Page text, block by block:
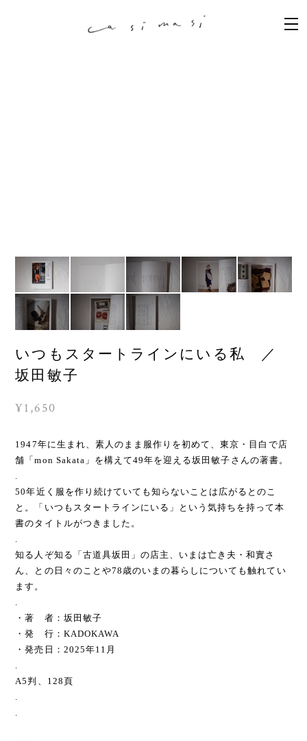
いつもスタートラインにいる私 ／
坂田敏子
¥1,650
1947年に生まれ、素人のまま服作りを初めて、東京・目白で店
舗「mon Sakata」を構えて49年を迎える坂田敏子さんの著書。
.
50年近く服を作り続けていても知らないことは広がるとのこ
と。「いつもスタートラインにいる」という気持ちを持って本
書のタイトルがつきました。
.
知る人ぞ知る「古道具坂田」の店主、いまは亡き夫・和實さ
ん、との日々のことや78歳のいまの暮らしについても触れてい
ます。
.
・著 者：坂田敏子
・発 行：KADOKAWA
・発売日：2025年11月
.
A5判、128頁
.
.